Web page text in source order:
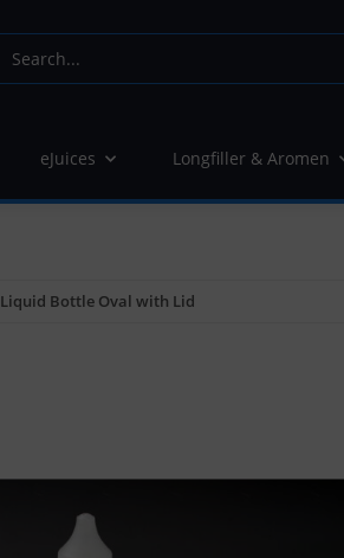
eJuices Longfiller & Aromen
Liquid Bottle Oval with Lid